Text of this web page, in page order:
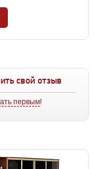
свой отзыв
первым!